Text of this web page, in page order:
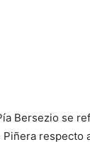
Bersezio se
respecto